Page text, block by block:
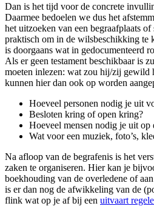
Dan is het tijd voor de concrete
Daarmee bedoelen we dus het
het uitzoeken van een begraafplaats
praktisch om in de wilsbeschikking te
is doorgaans wat in gedocumenteerd
Als er geen testament beschikbaar is
moeten inlezen: wat zou hij/zij gewild
kunnen hier dan ook op worden
Hoeveel personen nodig je uit
Besloten kring of open kring?
Hoeveel mensen nodig je uit
Wat voor een muziek, foto’s,
Na afloop van de begrafenis is het
zaken te organiseren. Hier kan je
boekhouding van de overledene of
is er dan nog de afwikkeling van de
flink wat op je af bij een uitvaart